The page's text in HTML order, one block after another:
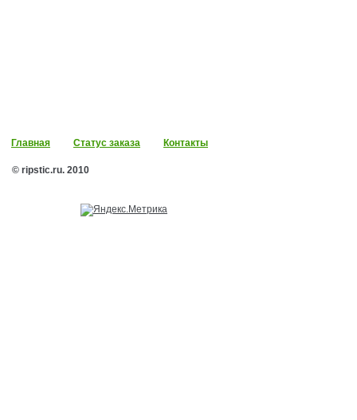
Главная Статус заказа Контакты
© ripstic.ru. 2010